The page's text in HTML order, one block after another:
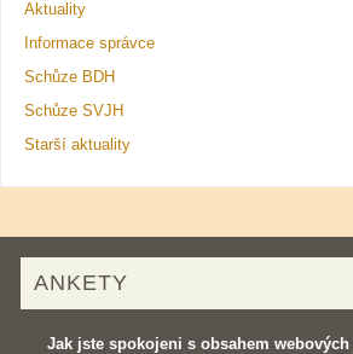
Aktuality
Informace správce
Schůze BDH
Schůze SVJH
Starší aktuality
ANKETY
Jak jste spokojeni s obsahem